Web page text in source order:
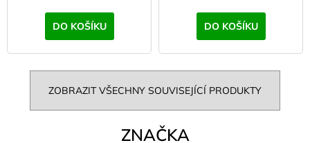
DO KOŠÍKU DO KOŠÍKU
ZOBRAZIT VŠECHNY SOUVISEJÍCÍ PRODUKTY
ZNAČKA